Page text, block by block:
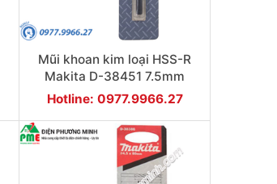
Mũi khoan kim loại HSS-R
Makita D-38451 7.5mm
Hotline: 0977.9966.27